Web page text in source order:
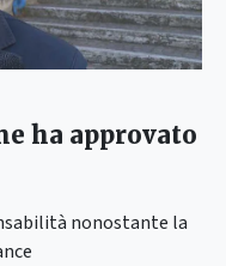
ha approvato
nonostante la